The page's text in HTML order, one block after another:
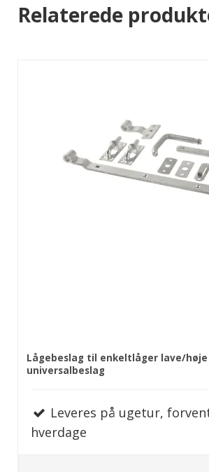
Relaterede
Lågebeslag til enkeltlåger lave/høje
universalbeslag
Leveres på ugetur,
hverdage